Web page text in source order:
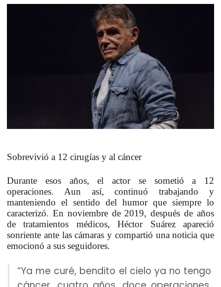
Sobrevivió a 12 cirugías y al cáncer
Durante esos años, el actor se sometió a 12
operaciones. Aun así, continuó trabajando y
manteniendo el sentido del humor que siempre lo
caracterizó. En noviembre de 2019, después de años
de tratamientos médicos, Héctor Suárez apareció
sonriente ante las cámaras y compartió una noticia que
emocionó a sus seguidores.
“Ya me curé, bendito el cielo ya no tengo